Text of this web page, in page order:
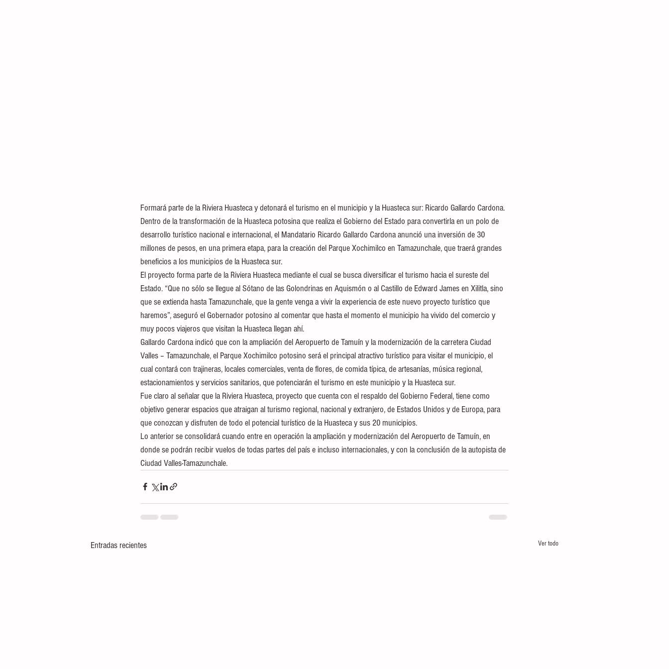
Formará parte de la Riviera Huasteca y detonará el turismo en el municipio y la Huasteca sur: Ricardo Gallardo Cardona.
Dentro de la transformación de la Huasteca potosina que realiza el Gobierno del Estado para convertirla en un polo de
desarrollo turístico nacional e internacional, el Mandatario Ricardo Gallardo Cardona anunció una inversión de 30
millones de pesos, en una primera etapa, para la creación del Parque Xochimilco en Tamazunchale, que traerá grandes
beneficios a los municipios de la Huasteca sur.
El proyecto forma parte de la Riviera Huasteca mediante el cual se busca diversificar el turismo hacia el sureste del
Estado. “Que no sólo se llegue al Sótano de las Golondrinas en Aquismón o al Castillo de Edward James en Xilitla, sino
que se extienda hasta Tamazunchale, que la gente venga a vivir la experiencia de este nuevo proyecto turístico que
haremos”, aseguró el Gobernador potosino al comentar que hasta el momento el municipio ha vivido del comercio y
muy pocos viajeros que visitan la Huasteca llegan ahí.
Gallardo Cardona indicó que con la ampliación del Aeropuerto de Tamuín y la modernización de la carretera Ciudad
Valles – Tamazunchale, el Parque Xochimilco potosino será el principal atractivo turístico para visitar el municipio, el
cual contará con trajineras, locales comerciales, venta de flores, de comida típica, de artesanías, música regional,
estacionamientos y servicios sanitarios, que potenciarán el turismo en este municipio y la Huasteca sur.
Fue claro al señalar que la Riviera Huasteca, proyecto que cuenta con el respaldo del Gobierno Federal, tiene como
objetivo generar espacios que atraigan al turismo regional, nacional y extranjero, de Estados Unidos y de Europa, para
que conozcan y disfruten de todo el potencial turístico de la Huasteca y sus 20 municipios.
Lo anterior se consolidará cuando entre en operación la ampliación y modernización del Aeropuerto de Tamuín, en
donde se podrán recibir vuelos de todas partes del país e incluso internacionales, y con la conclusión de la autopista de
Ciudad Valles-Tamazunchale.
Entradas recientes Ver todo